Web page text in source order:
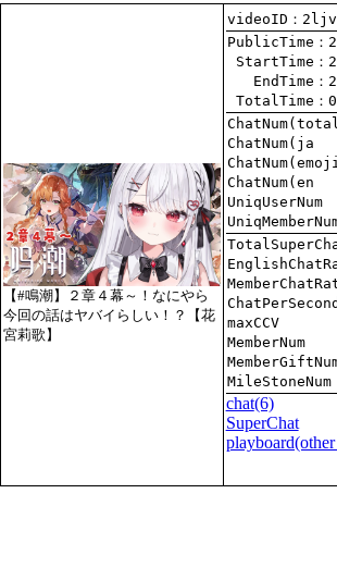
【#鳴潮】２章４幕～！なにやら
今回の話はヤバイらしい！？【花
宮莉歌】
videoID：
PublicTime
StartTime
   EndTime
TotalTime
ChatNum(ja
ChatNum(en
chat(6)
SuperChat